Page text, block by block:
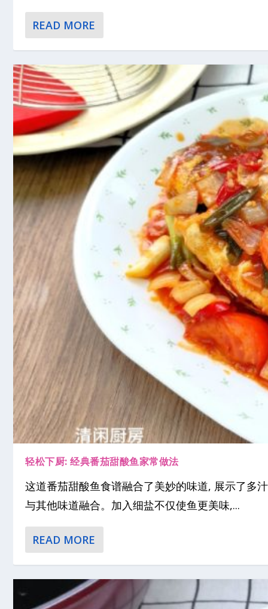
READ MORE
轻松下厨: 经典番茄甜酸鱼家常做法
这道番茄甜酸鱼食谱融合了美妙的味道, 展示了多
与其他味道融合。加入细盐不仅使鱼更美味,...
READ MORE